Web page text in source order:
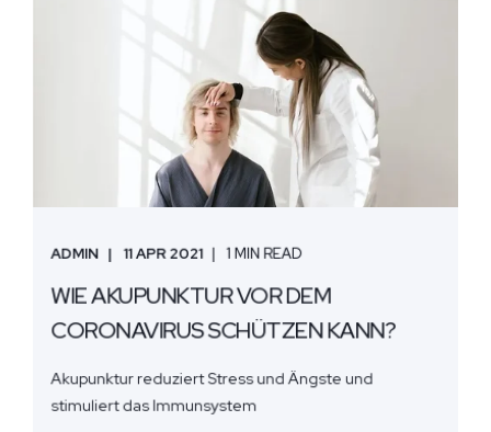
ADMIN 11 APR 2021 1 MIN READ
WIE AKUPUNKTUR VOR DEM
CORONAVIRUS SCHÜTZEN KANN?
Akupunktur reduziert Stress und Ängste und
stimuliert das Immunsystem